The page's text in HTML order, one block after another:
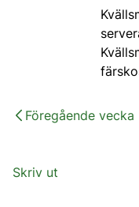
Föregående vecka
Skriv ut